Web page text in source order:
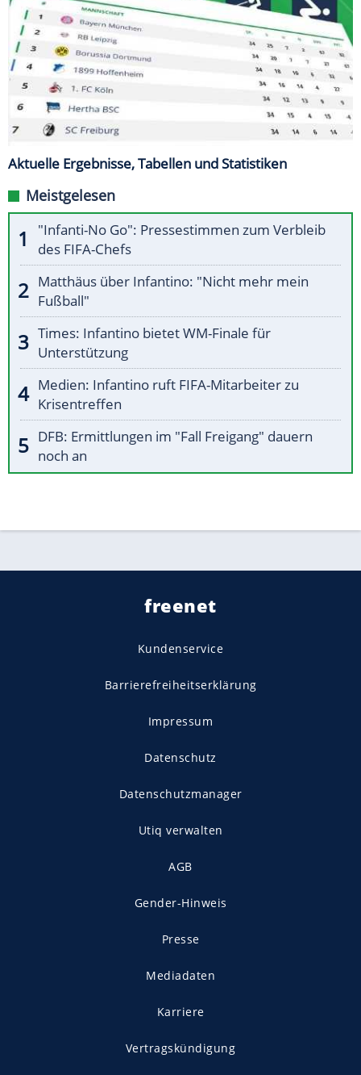
Aktuelle Ergebnisse, Tabellen und Statistiken
Meistgelesen
"Infanti-No Go": Pressestimmen zum Verbleib
des FIFA-Chefs
Matthäus über Infantino: "Nicht mehr mein
Fußball"
Times: Infantino bietet WM-Finale für
Unterstützung
Medien: Infantino ruft FIFA-Mitarbeiter zu
Krisentreffen
DFB: Ermittlungen im "Fall Freigang" dauern
noch an
freenet
Kundenservice
Barrierefreiheitserklärung
Impressum
Datenschutz
Datenschutzmanager
Utiq verwalten
AGB
Gender-Hinweis
Presse
Mediadaten
Karriere
Vertragskündigung